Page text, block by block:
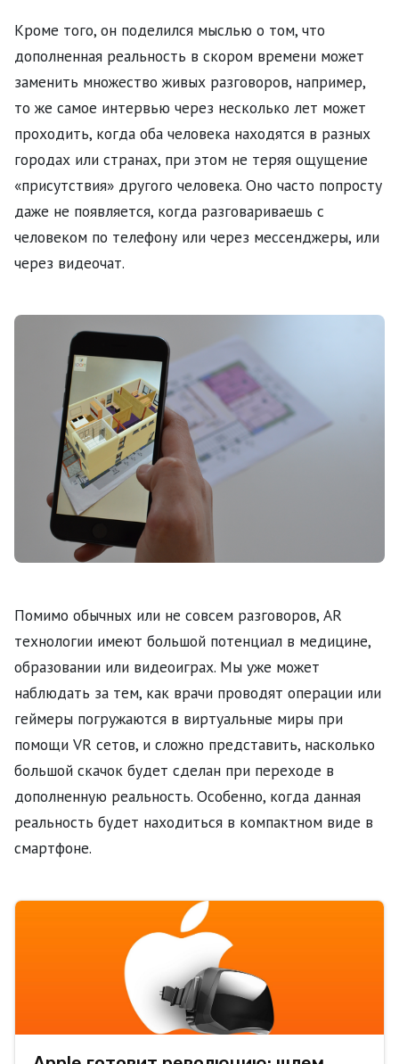
Кроме того, он поделился мыслью о том, что
дополненная реальность в скором времени может
заменить множество живых разговоров, например,
то же самое интервью через несколько лет может
проходить, когда оба человека находятся в разных
городах или странах, при этом не теряя ощущение
«присутствия» другого человека. Оно часто попросту
даже не появляется, когда разговариваешь с
человеком по телефону или через мессенджеры, или
через видеочат.
Помимо обычных или не совсем разговоров, AR
технологии имеют большой потенциал в медицине,
образовании или видеоиграх. Мы уже может
наблюдать за тем, как врачи проводят операции или
геймеры погружаются в виртуальные миры при
помощи VR сетов, и сложно представить, насколько
большой скачок будет сделан при переходе в
дополненную реальность. Особенно, когда данная
реальность будет находиться в компактном виде в
смартфоне.